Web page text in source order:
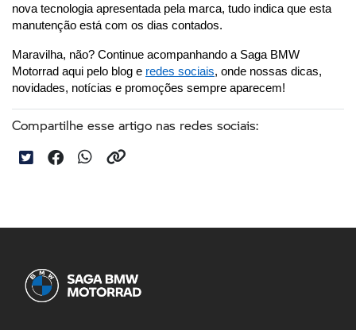
nova tecnologia apresentada pela marca, tudo indica que esta
manutenção está com os dias contados.
Maravilha, não? Continue acompanhando a Saga BMW
Motorrad aqui pelo blog e redes sociais, onde nossas dicas,
novidades, notícias e promoções sempre aparecem!
Compartilhe esse artigo nas redes sociais: